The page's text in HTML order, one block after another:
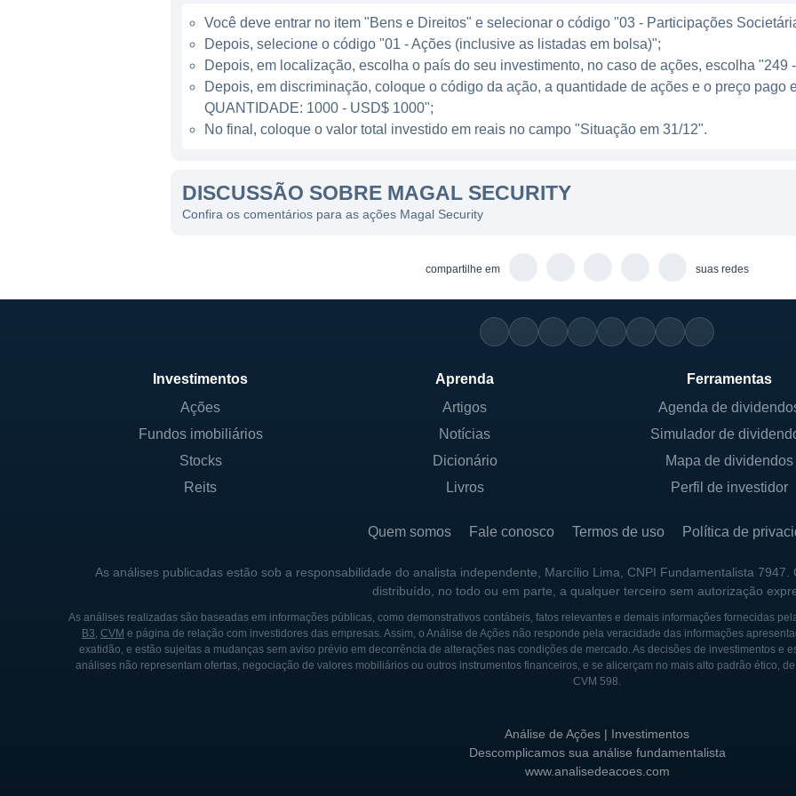
que vão desde cidades e regiões inteiras, até instalações empresariais. Se
projetos de alta complexidade e grande escala, a Magal é um nome reconhecido,
países. Essa expansão geográfica reflete o compromisso da empresa em se tornar
de segurança globais.
A Magal Security divide suas atividades em várias linhas de negócios distintas, cada
específicos da segurança. Estas linhas incluem: sistemas de segurança perimetral,
base nas últimas inovações tecnológicas e práticas recomendadas para garantir que
Além disso, a empresa também oferece serviços de consultoria em segurança,
identificar riscos e desenvolver estratégias personalizadas. A Magal tem um forte
desenvolvimento, investindo continuamente na criação de produtos que atendam os
No que diz respeito à estrutura acionária, a Magal Security é controlada por Torres
participação de investidores institucionais e individuais, que contribuem para o
responsabilidade em suas operações.
A demanda crescente por soluções de segurança efetivas tem se mostrado uma
se posiciona como uma solução confiável para os desafios atuais e futuros neste
e a busca constante por novas tecnologias são evidências do compromisso da
A Magal Security foi fundada em 1969 em Israel, inicialmente como uma pequena
Você deve entrar no item "Bens e Direitos" e selecionar o código "03 - Participações
Depois, selecione o código "01 - Ações (inclusive as listadas em bolsa)";
Depois, em localização, escolha o país do seu investimento, no caso de ações, escolha "249
Depois, em discriminação, coloque o código da ação, a quantidade de ações e o preço pago
QUANTIDADE: 1000 - USD$ 1000";
No final, coloque o valor total investido em reais no campo "Situação em 31/12".
DISCUSSÃO SOBRE MAGAL SECURITY
Confira os comentários para as ações Magal Security
compartilhe em suas redes
Investimentos
Ações
Fundos imobiliários
Stocks
Reits
Aprenda
Artigos
Notícias
Dicionário
Livros
Ferramentas
Agenda de
Simulador de
Mapa de dividendos
Perfil de investidor
Quem somos Fale conosco Termos de uso Política de
As análises publicadas estão sob a responsabilidade do analista independente, Marcílio Lima, CNPI Fundamentalista
distribuído, no todo ou em parte, a qualquer terceiro sem autorização
As análises realizadas são baseadas em informações públicas, como demonstrativos contábeis, fatos relevantes e demais informações fornecidas
B3, CVM e página de relação com investidores das empresas. Assim, o Análise de Ações não responde pela veracidade das informações
exatidão, e estão sujeitas a mudanças sem aviso prévio em decorrência de alterações nas condições de mercado. As decisões de investimentos e
análises não representam ofertas, negociação de valores mobiliários ou outros instrumentos financeiros, e se alicerçam no mais alto padrão ético,
CVM 598.
Análise de Ações | Investimentos
Descomplicamos sua análise fundamentalista
www.analisedeacoes.com